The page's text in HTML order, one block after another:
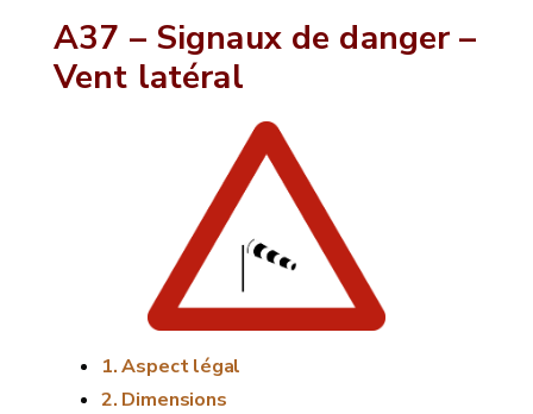
A37 – Signaux de danger –
Vent latéral
Aspect légal
Dimensions